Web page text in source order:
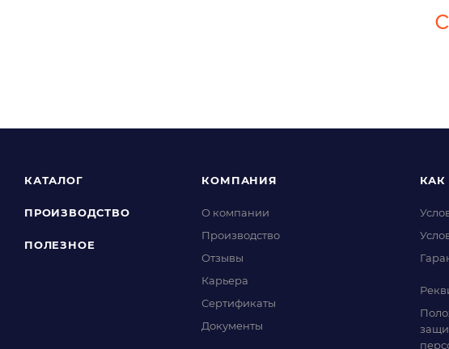
КАТАЛОГ
ПРОИЗВОДСТВО
ПОЛЕЗНОЕ
КОМПАНИЯ
О компании
Производство
Отзывы
Карьера
Сертификаты
Документы
КАК